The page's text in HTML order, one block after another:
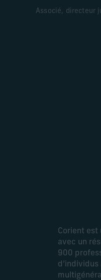
Associé, directeur
Corient est
avec un
900